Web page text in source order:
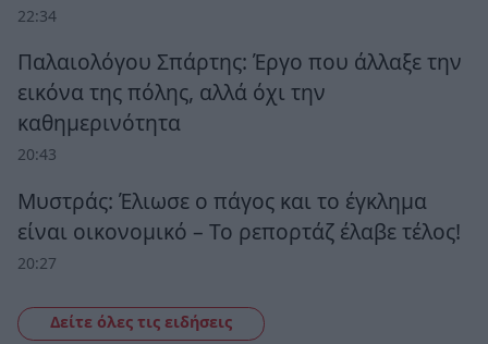
22:34
Παλαιολόγου Σπάρτης: Έργο που άλλαξε την
εικόνα της πόλης, αλλά όχι την
καθημερινότητα
20:43
Μυστράς: Έλιωσε ο πάγος και το έγκλημα
είναι οικονομικό – Το ρεπορτάζ έλαβε τέλος!
20:27
Δείτε όλες τις ειδήσεις